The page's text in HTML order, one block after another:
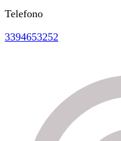
Telefono
3394653252